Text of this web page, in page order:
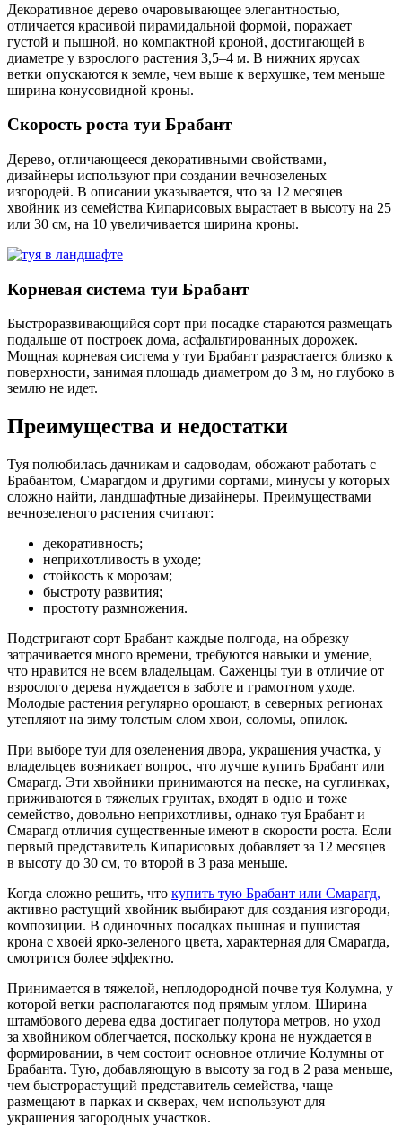
Декоративное дерево очаровывающее элегантностью,
отличается красивой пирамидальной формой, поражает
густой и пышной, но компактной кроной, достигающей в
диаметре у взрослого растения 3,5–4 м. В нижних ярусах
ветки опускаются к земле, чем выше к верхушке, тем меньше
ширина конусовидной кроны.
Скорость роста туи Брабант
Дерево, отличающееся декоративными свойствами,
дизайнеры используют при создании вечнозеленых
изгородей. В описании указывается, что за 12 месяцев
хвойник из семейства Кипарисовых вырастает в высоту на 25
или 30 см, на 10 увеличивается ширина кроны.
Корневая система туи Брабант
Быстроразвивающийся сорт при посадке стараются размещать
подальше от построек дома, асфальтированных дорожек.
Мощная корневая система у туи Брабант разрастается близко к
поверхности, занимая площадь диаметром до 3 м, но глубоко в
землю не идет.
Преимущества и недостатки
Туя полюбилась дачникам и садоводам, обожают работать с
Брабантом, Смарагдом и другими сортами, минусы у которых
сложно найти, ландшафтные дизайнеры. Преимуществами
вечнозеленого растения считают:
декоративность;
неприхотливость в уходе;
стойкость к морозам;
быстроту развития;
простоту размножения.
Подстригают сорт Брабант каждые полгода, на обрезку
затрачивается много времени, требуются навыки и умение,
что нравится не всем владельцам. Саженцы туи в отличие от
взрослого дерева нуждается в заботе и грамотном уходе.
Молодые растения регулярно орошают, в северных регионах
утепляют на зиму толстым слом хвои, соломы, опилок.
При выборе туи для озеленения двора, украшения участка, у
владельцев возникает вопрос, что лучше купить Брабант или
Смарагд. Эти хвойники принимаются на песке, на суглинках,
приживаются в тяжелых грунтах, входят в одно и тоже
семейство, довольно неприхотливы, однако туя Брабант и
Смарагд отличия существенные имеют в скорости роста. Если
первый представитель Кипарисовых добавляет за 12 месяцев
в высоту до 30 см, то второй в 3 раза меньше.
Когда сложно решить, что купить тую Брабант или Смарагд,
активно растущий хвойник выбирают для создания изгороди,
композиции. В одиночных посадках пышная и пушистая
крона с хвоей ярко-зеленого цвета, характерная для Смарагда,
смотрится более эффектно.
Принимается в тяжелой, неплодородной почве туя Колумна, у
которой ветки располагаются под прямым углом. Ширина
штамбового дерева едва достигает полутора метров, но уход
за хвойником облегчается, поскольку крона не нуждается в
формировании, в чем состоит основное отличие Колумны от
Брабанта. Тую, добавляющую в высоту за год в 2 раза меньше,
чем быстрорастущий представитель семейства, чаще
размещают в парках и скверах, чем используют для
украшения загородных участков.